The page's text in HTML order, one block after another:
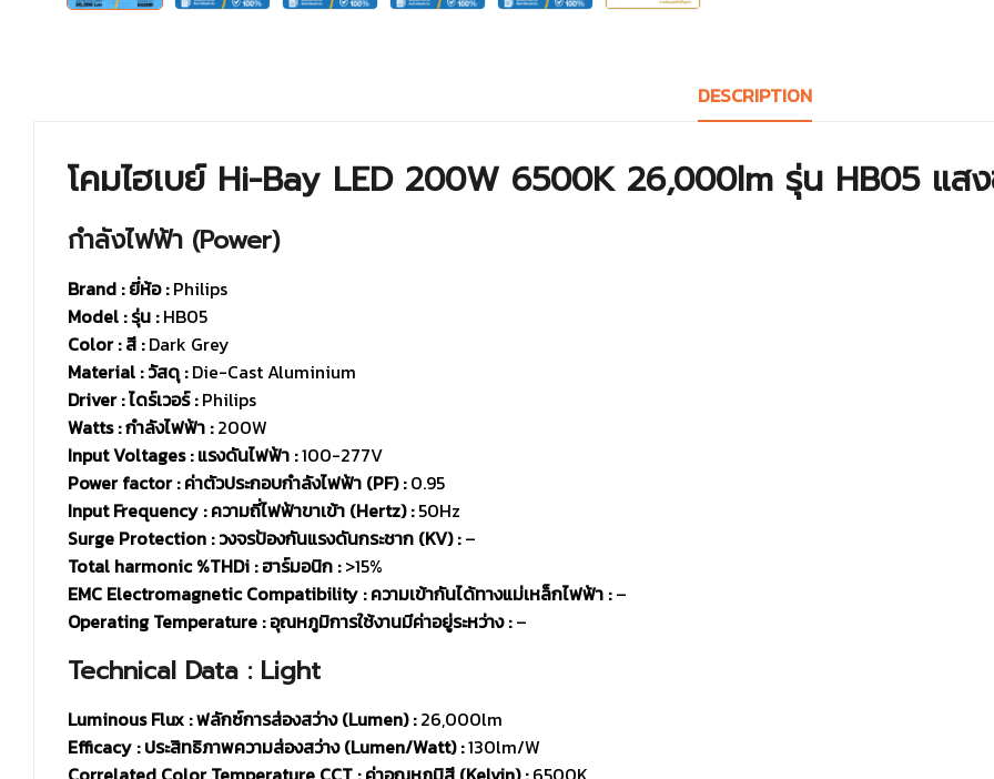
DESCRIPTION
โคมไฮเบย์ Hi-Bay LED 200W 6500K 26,000lm รุ่น HB05 แส
กำลังไฟฟ้า (Power)
Brand : ยี่ห้อ :Philips
Model : รุ่น :HB05
Color : สี :Dark Grey
Material : วัสดุ :Die-Cast Aluminium
Driver :ไดร์เวอร์ :Philips
Watts : กำลังไฟฟ้า :200W
Input Voltages : แรงดันไฟฟ้า :100-277V
Power factor : ค่าตัวประกอบกำลังไฟฟ้า (PF) :0.95
Input Frequency : ความถี่ไฟฟ้าขาเข้า (Hertz) :50Hz
Surge Protection : วงจรป้องกันแรงดันกระชาก (KV) :–
Total harmonic %THDi : ฮาร์มอนิก :>15%
EMC Electromagnetic Compatibility : ความเข้ากันได้ทางแม่เหล็กไฟฟ้า :–
Operating Temperature : อุณหภูมิการใช้งานมีค่าอยู่ระหว่าง :–
Technical Data : Light
Luminous Flux : ฟลักซ์การส่องสว่าง (Lumen) :26,000lm
Efficacy : ประสิทธิภาพความส่องสว่าง (Lumen/Watt) :130lm/W